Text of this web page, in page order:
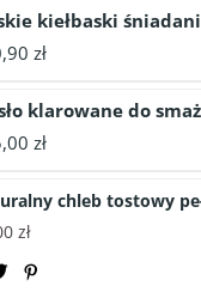
kiełbaski
zł
klarowane do
zł
chleb tostowy
zł